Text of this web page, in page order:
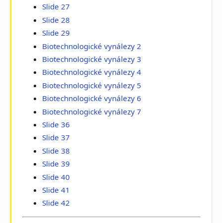
Slide 27
Slide 28
Slide 29
Biotechnologické vynálezy 2
Biotechnologické vynálezy 3
Biotechnologické vynálezy 4
Biotechnologické vynálezy 5
Biotechnologické vynálezy 6
Biotechnologické vynálezy 7
Slide 36
Slide 37
Slide 38
Slide 39
Slide 40
Slide 41
Slide 42